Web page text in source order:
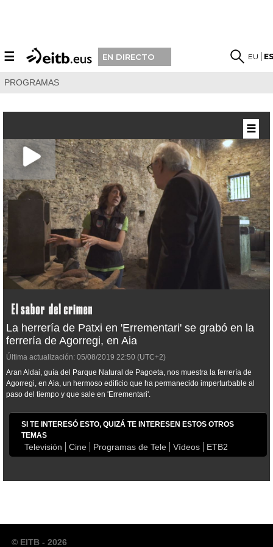
☰ EN DIRECTO EU
PROGRAMAS
La herrería de Patxi en 'Errementari' se grabó en la
ferrería de Agorregi, en Aia
Última actualización: 05/08/2019 22:50 (UTC+2)
Aran Aldai, guía del Parque Natural de Pagoeta, nos muestra la ferrería de
Agorregi, en Aia, un hermoso edificio que ha permanecido imperturbable al
paso del tiempo y que sale en 'Errementari'.
SI TE INTERESÓ ESTO, QUIZÁ TE INTERESEN ESTOS OTROS
TEMAS
Televisión Cine Programas de Tele Vídeos ETB2
☰
© EITB - 2026